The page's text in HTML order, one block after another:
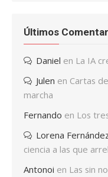
Últimos
Daniel en La IA
Julen en Cartas
marcha
Fernando en Los
Lorena
ciencia a las que
Antonoi en Las sin